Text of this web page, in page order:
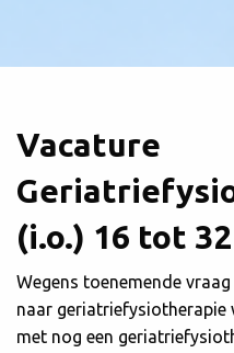
Vacature
(i.o.) 16 tot
Wegens toenemende vraag
naar geriatriefysiotherapie
met nog een